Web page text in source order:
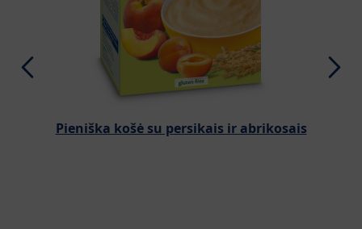
Pieniška košė su persikais ir abrikosais